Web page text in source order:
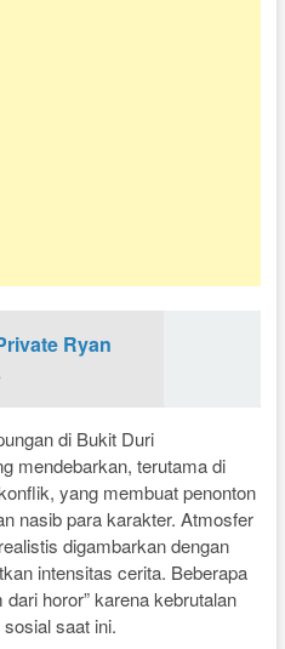
Ryan
di Bukit Duri
mendebarkan, terutama di
yang membuat penonton
nasib para karakter. Atmosfer
digambarkan dengan
intensitas cerita. Beberapa
horor” karena kebrutalan
saat ini.